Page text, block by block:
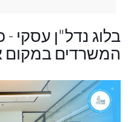
בלוג נדל"ן עסקי
המשרדים במקום